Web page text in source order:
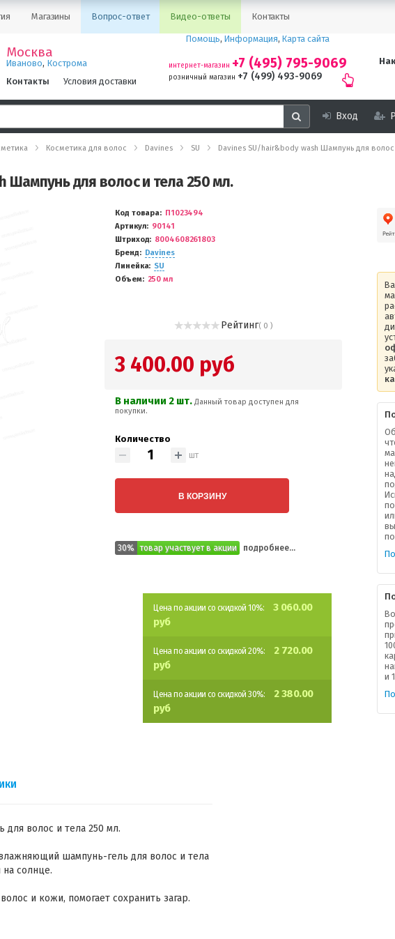
Магазины Вопрос-ответ Видео-ответы Контакты
Москва
Иваново, Кострома
Контакты
Условия доставки
Помощь, Информация, Карта сайта
интернет-магазин +7 (495) 795-9069
розничный магазин +7 (499) 493-9069
Вход
Косметика для волос Davines SU Davines SU/hair&body wash Шампунь для
Шампунь для волос и тела 250 мл.
Код товара
П1023494
Артикул
90141
Штриход
8004608261803
Бренд
Davines
Линейка
SU
Объем
250 мл
Рейтинг( 0 )
3 400.00 руб
В наличии 2 шт.Данный товар доступен для
покупки.
Количество
шт
В КОРЗИНУ
30% товар участвует в акции подробнее...
Цена по акции со скидкой 10%:
3 060.00
руб
Цена по акции со скидкой 20%:
2 720.00
руб
Цена по акции со скидкой 30%:
2 380.00
руб
для волос и тела 250 мл.
шампунь-гель для волос и тела
солнце.
и кожи, помогает сохранить загар.
и